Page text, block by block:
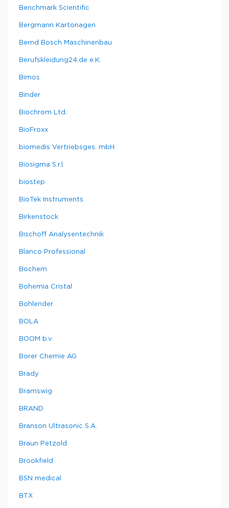
Benchmark Scientific
Bergmann Kartonagen
Bernd Bosch Maschinenbau
Berufskleidung24.de e.K.
Bimos
Binder
Biochrom Ltd.
BioFroxx
biomedis Vertriebsges. mbH
Biosigma S.r.l.
biostep
BioTek Instruments
Birkenstock
Bischoff Analysentechnik
Blanco Professional
Bochem
Bohemia Cristal
Bohlender
BOLA
BOOM b.v.
Borer Chemie AG
Brady
Bramswig
BRAND
Branson Ultrasonic S.A.
Braun Petzold
Brookfield
BSN medical
BTX